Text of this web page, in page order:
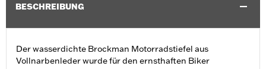
BESCHREIBUNG
Der wasserdichte Brockman Motorradstiefel aus
Vollnarbenleder wurde für den ernsthaften Biker